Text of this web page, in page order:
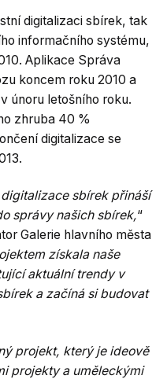
digitalizaci sbírek, tak
informačního systému,
Aplikace Správa
koncem roku 2010 a
únoru letošního roku.
zhruba 40 %
digitalizace se
sbírek přináší
správy našich sbírek,“
Galerie hlavního města
získala naše
aktuální trendy v
a začíná si budovat
projekt, který je ideově
projekty a uměleckými